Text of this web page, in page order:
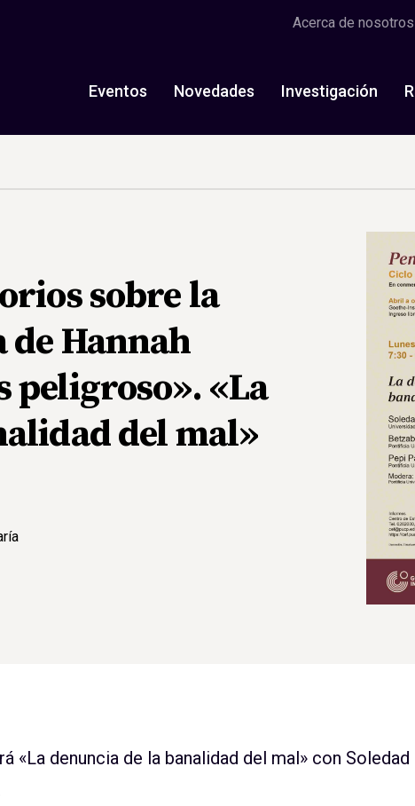
Acerca de nosotros
Eventos Novedades Investigación
sobre la
de Hannah
peligroso». «La
del mal»
«La denuncia de la banalidad del mal» con